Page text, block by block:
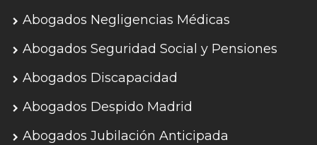
Abogados Negligencias Médicas
Abogados Seguridad Social y Pensiones
Abogados Discapacidad
Abogados Despido Madrid
Abogados Jubilación Anticipada